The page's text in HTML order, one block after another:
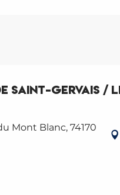
Saint-Gervais /
Mont Blanc, 74170